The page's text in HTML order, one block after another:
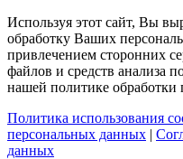
Используя этот сайт, Вы
обработку Ваших
привлечением сторонних
файлов и средств анализа
нашей политике
Политика использования
персональных данных |
данных